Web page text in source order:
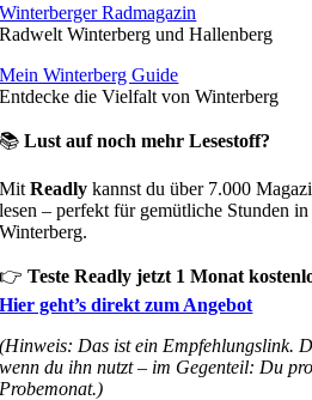
Winterberger Radmagazin
Radwelt Winterberg und Hallenberg
Mein Winterberg Guide
Entdecke die Vielfalt von Winterberg
📚Lust auf noch mehr Lesestoff?
MitReadly kannst du über 7.000
lesen – perfekt für gemütliche Stunden
Winterberg.
👉Teste Readly jetzt 1 Monat
Hier geht’s direkt zum Angebot
(Hinweis: Das ist ein Empfehlungslink.
wenn du ihn nutzt – im Gegenteil: Du
Probemonat.)